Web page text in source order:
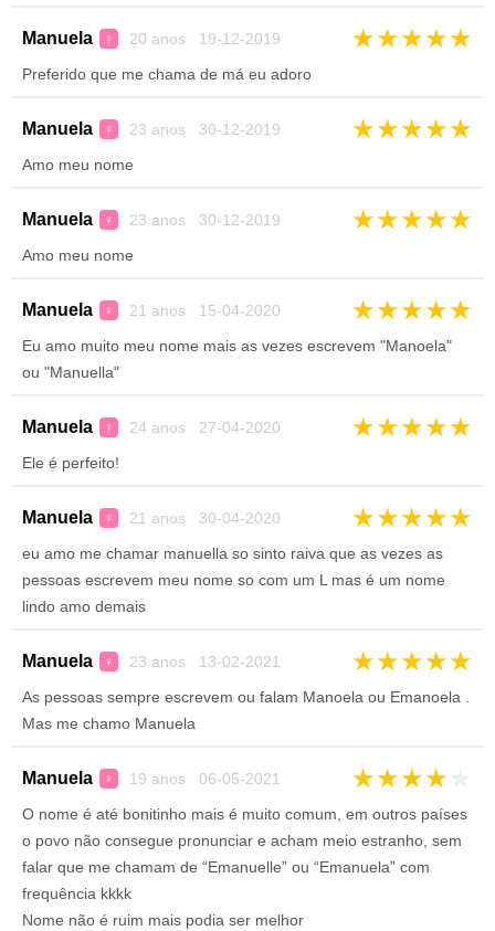
Manuela ♀ 20 anos 19-12-2019 ★★★★★
Preferido que me chama de má eu adoro
Manuela ♀ 23 anos 30-12-2019 ★★★★★
Amo meu nome
Manuela ♀ 23 anos 30-12-2019 ★★★★★
Amo meu nome
Manuela ♀ 21 anos 15-04-2020 ★★★★★
Eu amo muito meu nome mais as vezes escrevem "Manoela"
ou "Manuella"
Manuela ♀ 24 anos 27-04-2020 ★★★★★
Ele é perfeito!
Manuela ♀ 21 anos 30-04-2020 ★★★★★
eu amo me chamar manuella so sinto raiva que as vezes as
pessoas escrevem meu nome so com um L mas é um nome
lindo amo demais
Manuela ♀ 23 anos 13-02-2021 ★★★★★
As pessoas sempre escrevem ou falam Manoela ou Emanoela .
Mas me chamo Manuela
Manuela ♀ 19 anos 06-05-2021 ★★★★
O nome é até bonitinho mais é muito comum, em outros países
o povo não consegue pronunciar e acham meio estranho, sem
falar que me chamam de “Emanuelle” ou “Emanuela” com
frequência kkkk
Nome não é ruim mais podia ser melhor